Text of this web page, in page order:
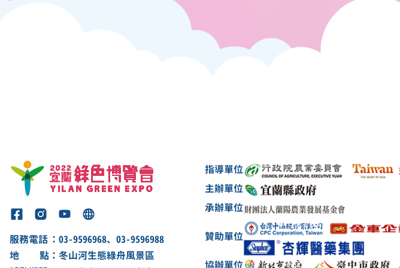
服務電話 ：03-9596968、03-9596988
地點 ：冬山河生態綠舟風景區
指導單位
主辦單位
承辦單位
贊助單位
協辦單位